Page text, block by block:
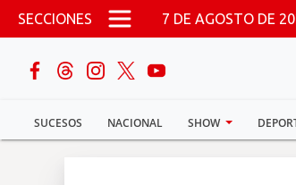
Pasar al contenido principal
SECCIONES 7 DE AGOSTO DE
SUCESOS NACIONAL SHOW
buscar
Sucesos